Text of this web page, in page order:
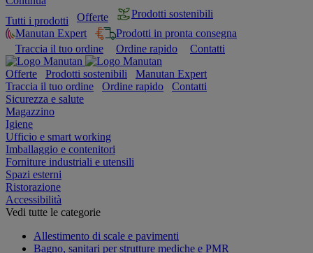
Tutti i prodotti
Offerte
Prodotti sostenibili
Manutan Expert
Prodotti in pronta consegna
Traccia il tuo ordine
Ordine rapido Contatti
Offerte Prodotti sostenibili
Manutan Expert
Traccia il tuo ordine
Ordine rapido
Contatti
Sicurezza e salute
Magazzino
Igiene
Ufficio e smart working
Imballaggio e contenitori
Forniture industriali e utensili
Spazi esterni
Ristorazione
Accessibilità
Vedi tutte le categorie
Allestimento di scale e pavimenti
Bagno, sanitari per strutture mediche e PMR